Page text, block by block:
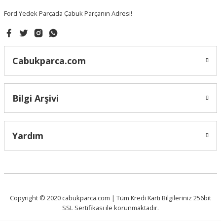
Gönder
Ford Yedek Parçada Çabuk Parçanın Adresi!
Cabukparca.com
Bilgi Arşivi
Yardım
Copyright © 2020 cabukparca.com | Tüm Kredi Kartı Bilgileriniz 256bit
SSL Sertifikası ile korunmaktadır.